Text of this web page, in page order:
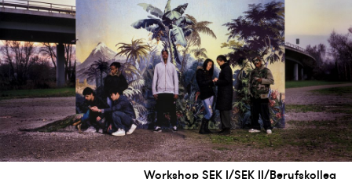
Workshop SEK I/SEK II/Berufskolleg